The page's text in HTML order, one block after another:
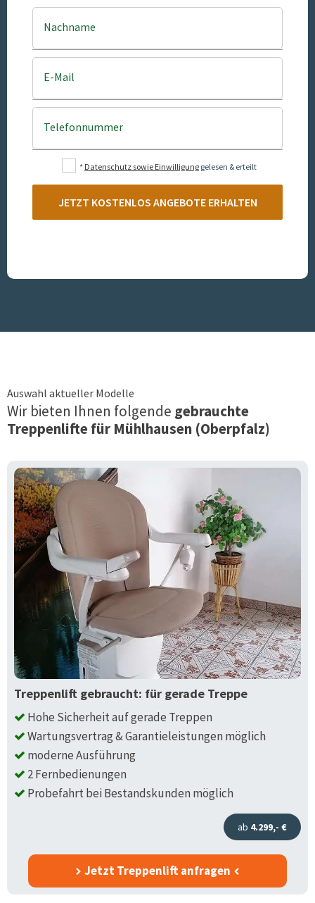
Nachname
E-Mail
Telefonnummer
* Datenschutz sowie Einwilligung gelesen & erteilt
JETZT KOSTENLOS ANGEBOTE ERHALTEN
Auswahl aktueller Modelle
Wir bieten Ihnen folgende gebrauchte
Treppenlifte für Mühlhausen (Oberpfalz)
Treppenlift gebraucht: für gerade Treppe
Hohe Sicherheit auf gerade Treppen
Wartungsvertrag & Garantieleistungen möglich
moderne Ausführung
2 Fernbedienungen
Probefahrt bei Bestandskunden möglich
ab 4.299,- €
Jetzt Treppenlift anfragen